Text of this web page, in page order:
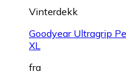
Vinterdekk
Goodyear Ultragrip
XL
fra